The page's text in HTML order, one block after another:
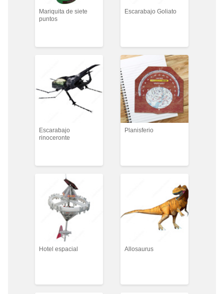
Mariquita de siete
puntos
Escarabajo Goliato
Escarabajo
rinoceronte
Planisferio
Hotel espacial Allosaurus